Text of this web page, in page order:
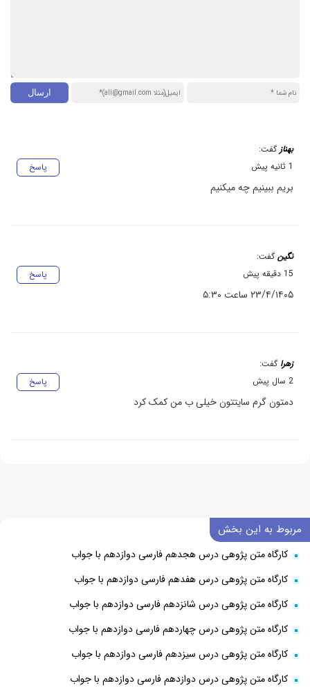
بهناز گفت:
پاسخ
1 ثانیه پیش
بریم ببینیم چه میکنیم
نگین گفت:
پاسخ
15 دقیقه پیش
۲۳/۴/۱۴٠۵ ساعت ۵:۳٠
زهرا گفت:
پاسخ
2 سال پیش
دمتون گرم سایتتون خیلی ب من کمک کرد
مربوط به این بخش
کارگاه متن پژوهی درس هجدهم فارسی دوازدهم با جواب
کارگاه متن پژوهی درس هفدهم فارسی دوازدهم با جواب
کارگاه متن پژوهی درس شانزدهم فارسی دوازدهم با جواب
کارگاه متن پژوهی درس چهاردهم فارسی دوازدهم با جواب
کارگاه متن پژوهی درس سیزدهم فارسی دوازدهم با جواب
کارگاه متن پژوهی درس دوازدهم فارسی دوازدهم با جواب